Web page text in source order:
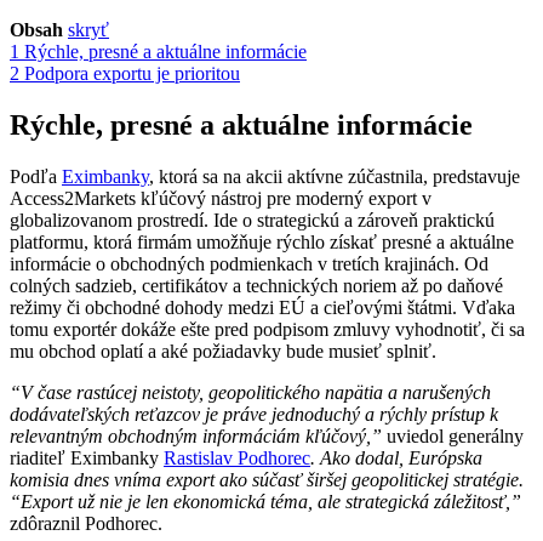
Obsah skryť
1 Rýchle, presné a aktuálne informácie
2 Podpora exportu je prioritou
Rýchle, presné a aktuálne informácie
Podľa Eximbanky, ktorá sa na akcii aktívne zúčastnila, predstavuje
Access2Markets kľúčový nástroj pre moderný export v
globalizovanom prostredí. Ide o strategickú a zároveň praktickú
platformu, ktorá firmám umožňuje rýchlo získať presné a aktuálne
informácie o obchodných podmienkach v tretích krajinách. Od
colných sadzieb, certifikátov a technických noriem až po daňové
režimy či obchodné dohody medzi EÚ a cieľovými štátmi. Vďaka
tomu exportér dokáže ešte pred podpisom zmluvy vyhodnotiť, či sa
mu obchod oplatí a aké požiadavky bude musieť splniť.
“V čase rastúcej neistoty, geopolitického napätia a narušených
dodávateľských reťazcov je práve jednoduchý a rýchly prístup k
relevantným obchodným informáciám kľúčový,” uviedol generálny
riaditeľ Eximbanky Rastislav Podhorec. Ako dodal, Európska
komisia dnes vníma export ako súčasť širšej geopolitickej stratégie.
“Export už nie je len ekonomická téma, ale strategická záležitosť,”
zdôraznil Podhorec.